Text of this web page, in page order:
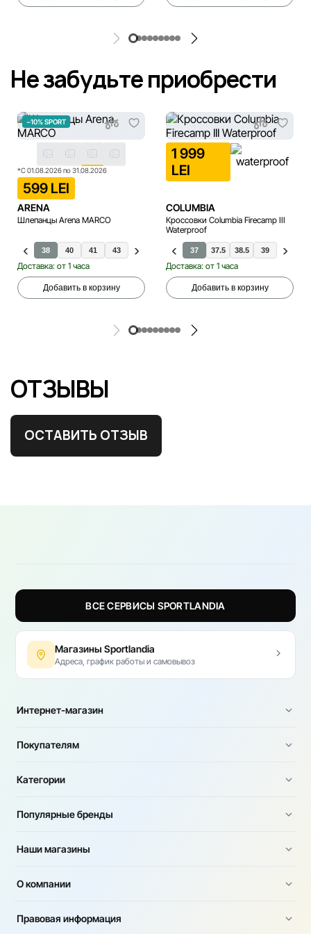
Не забудьте приобрести
−10% SPORT
*С 01.08.2026 по 31.08.2026
599 LEI
ARENA
Шлепанцы Arena MARCO
38 40 41 43 36 39 44
Доставка: от 1 часа
Добавить в корзину
1 999
LEI
COLUMBIA
Кроссовки Columbia Firecamp III
Waterproof
37 37.5 38.5 39 38
Доставка: от 1 часа
Добавить в корзину
ОТЗЫВЫ
ОСТАВИТЬ ОТЗЫВ
ВСЕ СЕРВИСЫ SPORTLANDIA
Магазины Sportlandia
Адреса, график работы и самовывоз
Интернет-магазин
Покупателям
Категории
Популярные бренды
Наши магазины
О компании
Правовая информация